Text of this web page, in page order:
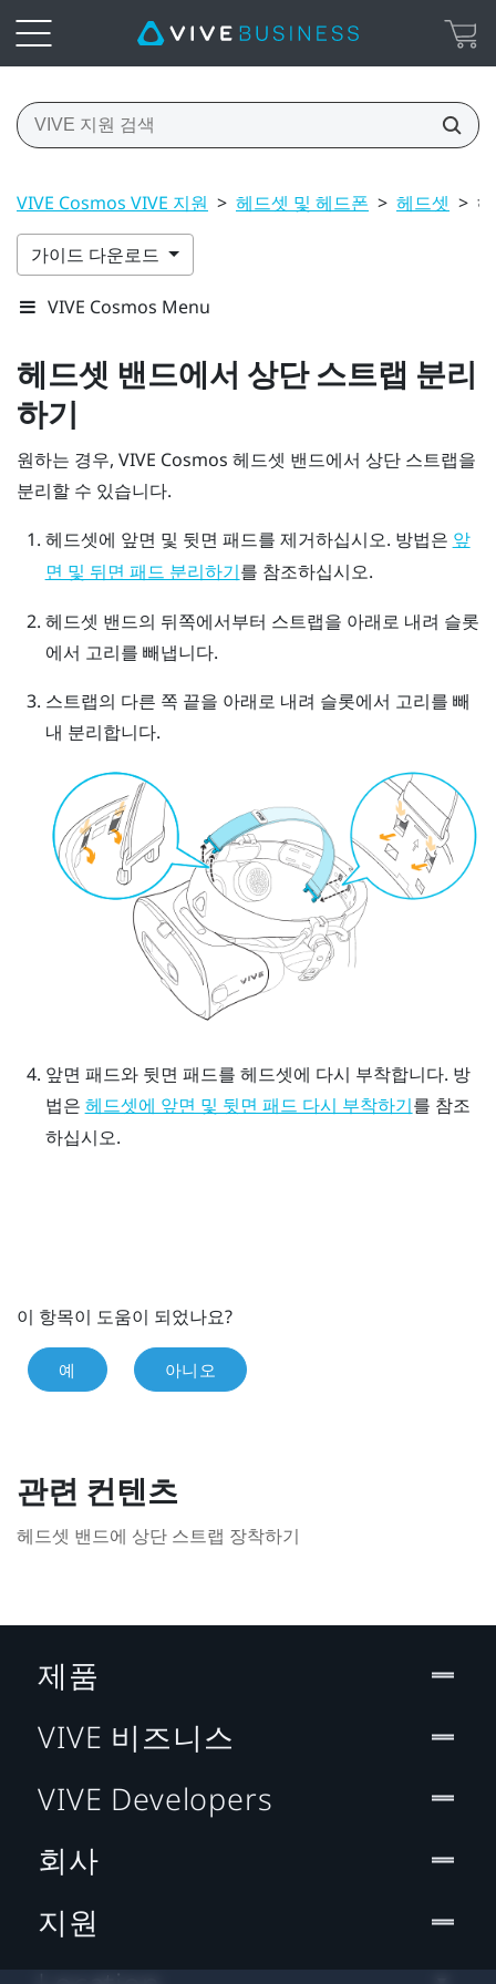
VIVE Cosmos VIVE 지원 > 헤드셋 및 헤드폰 > 헤드셋 >
가이드 다운로드
VIVE Cosmos Menu
헤드셋 밴드에서 상단 스트랩 분리
하기
원하는 경우, VIVE Cosmos 헤드셋 밴드에서 상단 스트랩을
분리할 수 있습니다.
헤드셋에 앞면 및 뒷면 패드를 제거하십시오. 방법은 앞
면 및 뒤면 패드 분리하기 를 참조하십시오.
헤드셋 밴드의 뒤쪽에서부터 스트랩을 아래로 내려 슬롯
에서 고리를 빼냅니다.
스트랩의 다른 쪽 끝을 아래로 내려 슬롯에서 고리를 빼
내 분리합니다.
앞면 패드와 뒷면 패드를 헤드셋에 다시 부착합니다. 방
법은 헤드셋에 앞면 및 뒷면 패드 다시 부착하기 를 참조
하십시오.
이 항목이 도움이 되었나요?
예 아니오
관련 컨텐츠
헤드셋 밴드에 상단 스트랩 장착하기
제품
VIVE 비즈니스
VIVE Developers
회사
지원